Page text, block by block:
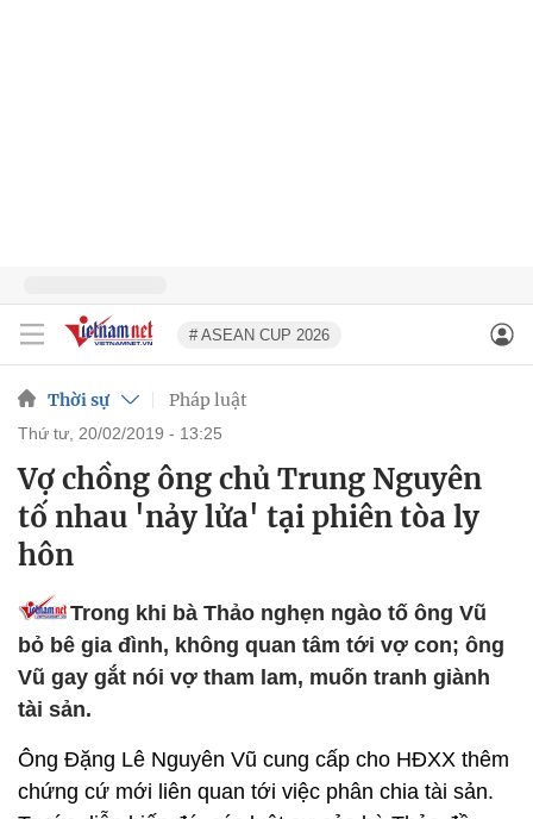
# ASEAN CUP 2026
Thời sự Pháp luật
thứ tư, 20/02/2019 - 13:25
Vợ chồng ông chủ Trung Nguyên
tố nhau 'nảy lửa' tại phiên tòa ly
hôn
Trong khi bà Thảo nghẹn ngào tố ông Vũ
bỏ bê gia đình, không quan tâm tới vợ con; ông
Vũ gay gắt nói vợ tham lam, muốn tranh giành
tài sản.
Ông Đặng Lê Nguyên Vũ cung cấp cho HĐXX thêm
chứng cứ mới liên quan tới việc phân chia tài sản.